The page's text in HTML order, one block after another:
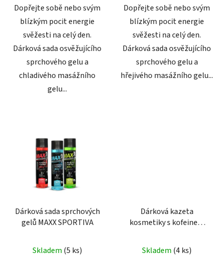
Dopřejte sobě nebo svým
blízkým pocit energie
svěžesti na celý den.
Dárková sada osvěžujícího
sprchového gelu a
chladivého masážního
gelu...
Dopřejte sobě nebo svým
blízkým pocit energie
svěžesti na celý den.
Dárková sada osvěžujícího
sprchového gelu a
hřejivého masážního gelu...
Dárková sada sprchových
gelů MAXX SPORTIVA
hodnocení
Skladem (5 ks)
Dárková kazeta
kosmetiky s kofeinem
Skladem (4 ks)